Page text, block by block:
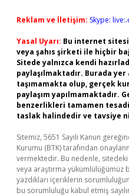
Reklam ve İletişim: Skype:
Yasal Uyarı: Bu internet
veya şahıs şirketi ile hiçbir
Sitede yalnızca kendi
paylaşılmaktadır. Burada
taşımamakta olup, gerçek
paylaşım yapılmamaktadır.
benzerlikleri tamamen
taslak halindedir ve tavsiye
Sitemiz, 5651 Sayılı Kanun
Kurumu (BTK) tarafından
vermektedir. Bu nedenle,
veya araştırma yükümlülüğümüz
yazdıkları içeriklerin
bu sorumluluğu kabul etmiş